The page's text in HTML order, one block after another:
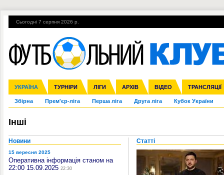
Сьогодні 7 серпня 2026 р.
УКРАЇНА ТУРНІРИ ЛІГИ АРХІВ ВІДЕО ТРАНСЛЯЦІЇ
Збірна Прем'єр-ліга Перша ліга Друга ліга Кубок України
Ліга чемпіонів Ліга Європи Міжнародні Ліга націй Ліга
Англія Іспанія Італія Німеччина Франція Інші
ЧС-2014 ЄВРО-2016 Росія Кубок конфедерацій ЧЄ-2015 (U-
Гарячі теми УПЛ, 1-й тур ВІЙНА УПЛ-ПЕРЕХОДИ
Інші
Новини
15 вересня 2025
Оперативна інформація станом на
22:00 15.09.2025 22:30
Статті